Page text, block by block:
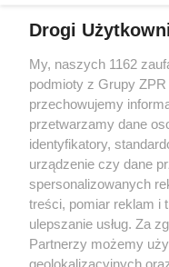
Żaden utwór zamieszczony
rozpowszechniany lub dalej
tym także elektroniczny lub
eksploatacji w jakiejkolwiek
bez pisemnej zgody
wykorzystanie utworów w
bez właściwej zgody, jest
prawnie.
Drogi
My, naszych 1162
podmioty z Grupy
przechowujemy
przetwarzamy dane
identyfikatory,
urządzenie czy dane
spersonalizowanych
treści, pomiar reklam i
ulepszanie usług. Za
Partnerzy możemy
geolokalizacyjnych